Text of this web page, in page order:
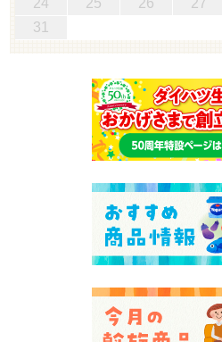
24
25 26 27
31